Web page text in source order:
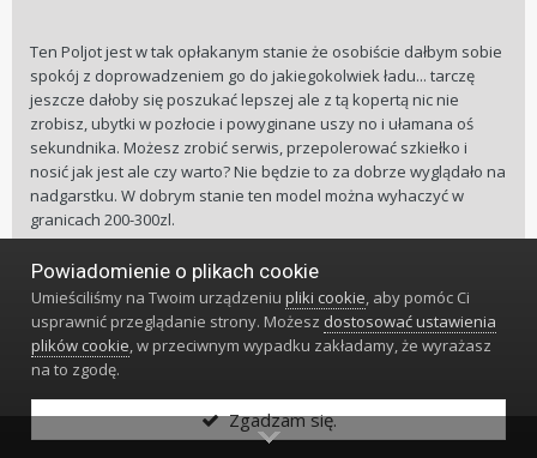
Ten Poljot jest w tak opłakanym stanie że osobiście dałbym sobie
spokój z doprowadzeniem go do jakiegokolwiek ładu... tarczę
jeszcze dałoby się poszukać lepszej ale z tą kopertą nic nie
zrobisz, ubytki w pozłocie i powyginane uszy no i ułamana oś
sekundnika. Możesz zrobić serwis, przepolerować szkiełko i
nosić jak jest ale czy warto? Nie będzie to za dobrze wyglądało na
nadgarstku. W dobrym stanie ten model można wyhaczyć w
granicach 200-300zl.
𝑷𝒐𝒍𝒋𝒐𝒕/𝑺𝒆𝒌𝒐𝒏𝒅𝒂 - 𝑨𝒍𝒍 𝑺𝒕𝒆𝒆𝒍, 𝟐𝟏 𝒋𝒆𝒘𝒆𝒍𝒔, 𝟐𝟐 𝒋𝒆𝒘𝒆𝒍𝒔, 𝟐𝟗 𝒋𝒆𝒘𝒆𝒍𝒔, 𝟑𝟎 𝒋𝒆𝒘𝒆𝒍𝒔
POPRZEDNIA DALEJ
Strona 102 z 107
Powiadomienie o plikach cookie
Umieściliśmy na Twoim urządzeniupliki cookie, aby pomóc Ci
usprawnić przeglądanie strony. Możesz dostosować ustawienia
plików cookie, w przeciwnym wypadku zakładamy, że wyrażasz
na to zgodę.
Zgadzam się.